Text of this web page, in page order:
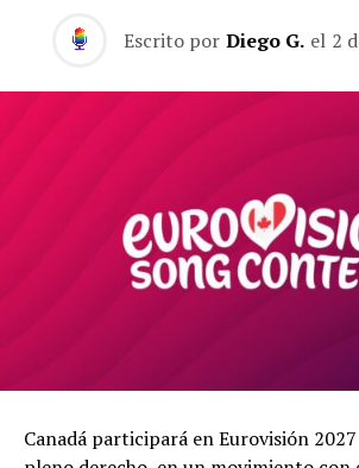
Escrito por Diego G. el 2
Canadá participará en Eurovisión